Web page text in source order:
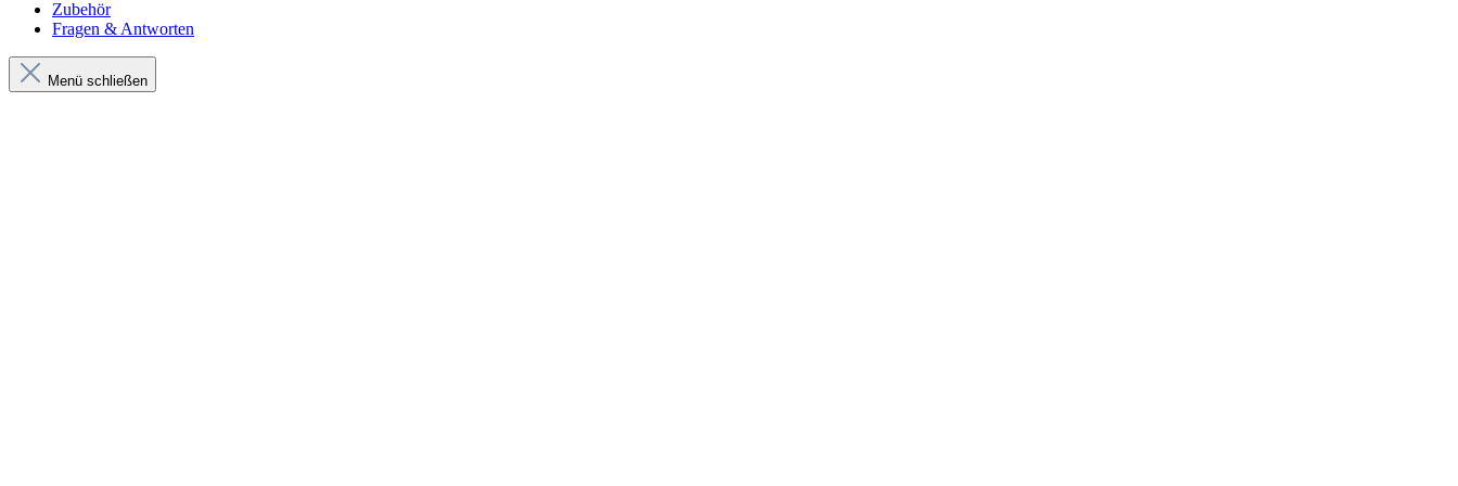
Zubehör
Fragen & Antworten
Menü schließen